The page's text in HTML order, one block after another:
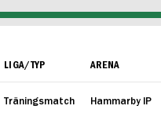
LIGA/TYP ARENA
Träningsmatch Hammarby IP